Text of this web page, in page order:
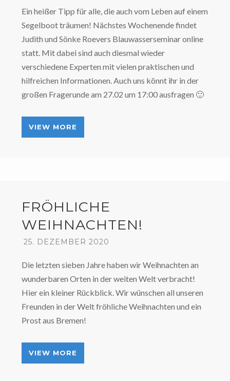
Ein heißer Tipp für alle, die auch vom Leben auf einem
Segelboot träumen! Nächstes Wochenende findet
Judith und Sönke Roevers Blauwasserseminar online
statt. Mit dabei sind auch diesmal wieder
verschiedene Experten mit vielen praktischen und
hilfreichen Informationen. Auch uns könnt ihr in der
großen Fragerunde am 27.02 um 17:00 ausfragen 🙂
VIEW MORE
FRÖHLICHE
WEIHNACHTEN!
25. DEZEMBER 2020
Die letzten sieben Jahre haben wir Weihnachten an
wunderbaren Orten in der weiten Welt verbracht!
Hier ein kleiner Rückblick. Wir wünschen all unseren
Freunden in der Welt fröhliche Weihnachten und ein
Prost aus Bremen!
VIEW MORE